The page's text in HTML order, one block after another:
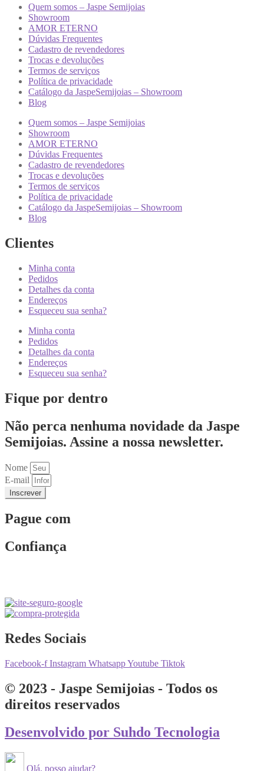
Quem somos – Jaspe Semijoias
Showroom
AMOR ETERNO
Dúvidas Frequentes
Cadastro de revendedores
Trocas e devoluções
Termos de serviços
Política de privacidade
Catálogo da JaspeSemijoias – Showroom
Blog
Quem somos – Jaspe Semijoias
Showroom
AMOR ETERNO
Dúvidas Frequentes
Cadastro de revendedores
Trocas e devoluções
Termos de serviços
Política de privacidade
Catálogo da JaspeSemijoias – Showroom
Blog
Clientes
Minha conta
Pedidos
Detalhes da conta
Endereços
Esqueceu sua senha?
Minha conta
Pedidos
Detalhes da conta
Endereços
Esqueceu sua senha?
Fique por dentro
Não perca nenhuma novidade da Jaspe
Semijoias. Assine a nossa newsletter.
Nome
E-mail
Inscrever
Pague com
Confiança
Redes Sociais
Facebook-f Instagram WhatsappYoutube Tiktok
© 2023 - Jaspe Semijoias - Todos os
direitos reservados
Desenvolvido por Suhdo Tecnologia
Olá, posso ajudar?